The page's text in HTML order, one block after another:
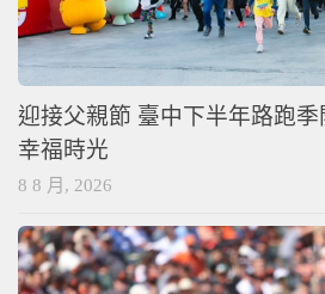
迎接父親節 臺中下半年路跑季
幸福時光